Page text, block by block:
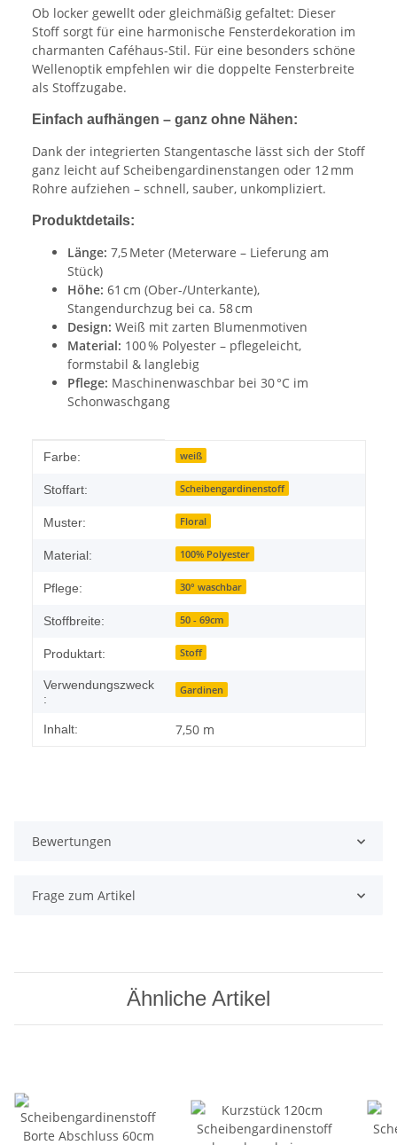
Ob locker gewellt oder gleichmäßig gefaltet: Dieser
Stoff sorgt für eine harmonische Fensterdekoration im
charmanten Caféhaus-Stil. Für eine besonders schöne
Wellenoptik empfehlen wir die doppelte Fensterbreite
als Stoffzugabe.
Einfach aufhängen – ganz ohne Nähen:
Dank der integrierten Stangentasche lässt sich der Stoff
ganz leicht auf Scheibengardinenstangen oder 12 mm
Rohre aufziehen – schnell, sauber, unkompliziert.
Produktdetails:
Länge: 7,5 Meter (Meterware – Lieferung am
Stück)
Höhe: 61 cm (Ober-/Unterkante),
Stangendurchzug bei ca. 58 cm
Design: Weiß mit zarten Blumenmotiven
Material: 100 % Polyester – pflegeleicht,
formstabil & langlebig
Pflege: Maschinenwaschbar bei 30 °C im
Schonwaschgang
Produkteigenschaft
Wert
Farbe: weiß
Stoffart: Scheibengardinenstoff
Muster: Floral
Material: 100% Polyester
Pflege: 30° waschbar
Stoffbreite: 50 - 69cm
Produktart: Stoff
Verwendungszweck
:
Gardinen
Inhalt: 7,50 m
Bewertungen
Frage zum Artikel
Ähnliche Artikel